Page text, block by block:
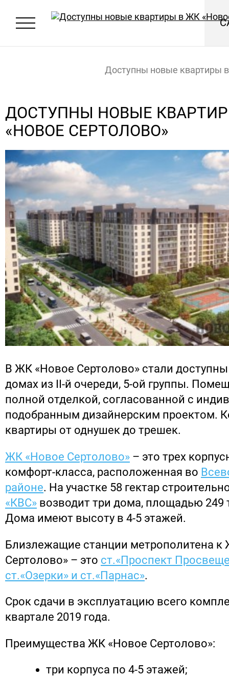
Доступны новые квартиры
ДОСТУПНЫ НОВЫЕ
«НОВОЕ СЕРТОЛОВО»
В ЖК «Новое Сертолово» стали
домах из II-й очереди, 5-ой группы.
полной отделкой, согласованной с
подобранным дизайнерским проектом.
квартиры от однушек до трешек.
ЖК «Новое Сертолово» – это трех
комфорт-класса, расположенная во
районе. На участке 58 гектар
«КВС» возводит три дома, площадью 249
Дома имеют высоту в 4-5 этажей.
Близлежащие станции метрополитена к
Сертолово» – это ст.«Проспект
ст.«Озерки» и ст.«Парнас».
Срок сдачи в эксплуатацию всего
квартале 2019 года.
Преимущества ЖК «Новое Сертолово»:
три корпуса по 4-5 этажей;